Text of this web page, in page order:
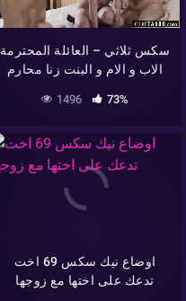
سكس ثلاثي – العائلة المحترمة
الاب و الام و البنت زنا محارم
1496 73%
اوضاع نيك سكس 69 اخت
تدعك على اختها مع زوجها